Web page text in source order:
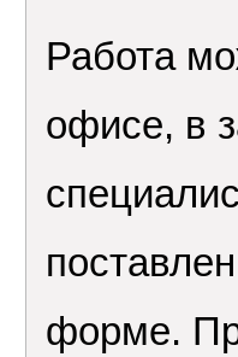
Работа
офисе, в
форме.